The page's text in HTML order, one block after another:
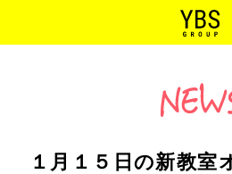
１月１５日の新教室